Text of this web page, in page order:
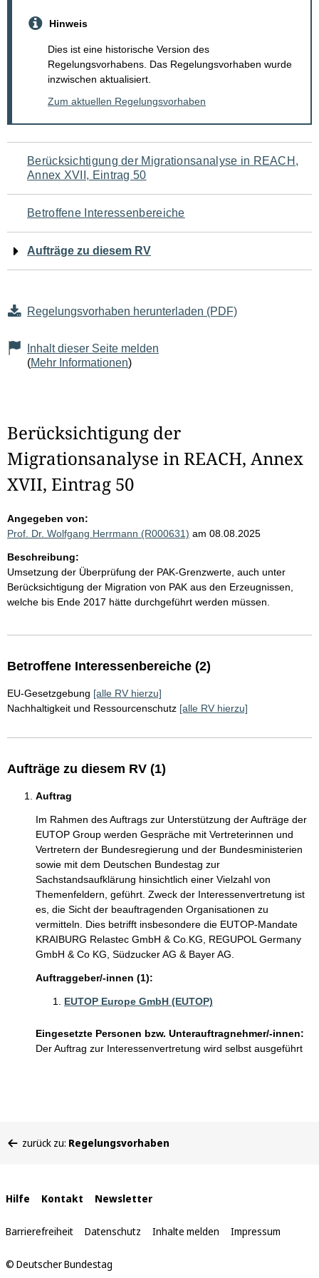
Hinweis
Dies ist eine historische Version des
Regelungsvorhabens. Das Regelungsvorhaben wurde
inzwischen aktualisiert.
Zum aktuellen Regelungsvorhaben
Navigation
für
den
Seiteninhalt
Berücksichtigung der Migrationsanalyse in REACH,
Annex XVII, Eintrag 50
Betroffene Interessenbereiche
Aufträge zu diesem RV
Regelungsvorhaben herunterladen (PDF)
Inhalt dieser Seite melden
(Mehr Informationen)
Berücksichtigung der
Migrationsanalyse in REACH, Annex
XVII, Eintrag 50
Angegeben von:
Prof. Dr. Wolfgang Herrmann (R000631) am 08.08.2025
Beschreibung:
Umsetzung der Überprüfung der PAK-Grenzwerte, auch unter
Berücksichtigung der Migration von PAK aus den Erzeugnissen,
welche bis Ende 2017 hätte durchgeführt werden müssen.
Betroffene Interessenbereiche (2)
EU-Gesetzgebung [alle RV hierzu]
Nachhaltigkeit und Ressourcenschutz [alle RV hierzu]
Aufträge zu diesem RV (1)
Auftrag
Im Rahmen des Auftrags zur Unterstützung der Aufträge der
EUTOP Group werden Gespräche mit Vertreterinnen und
Vertretern der Bundesregierung und der Bundesministerien
sowie mit dem Deutschen Bundestag zur
Sachstandsaufklärung hinsichtlich einer Vielzahl von
Themenfeldern, geführt. Zweck der Interessenvertretung ist
es, die Sicht der beauftragenden Organisationen zu
vermitteln. Dies betrifft insbesondere die EUTOP-Mandate
KRAIBURG Relastec GmbH & Co.KG, REGUPOL Germany
GmbH & Co KG, Südzucker AG & Bayer AG.
Auftraggeber/-innen (1):
EUTOP Europe GmbH (EUTOP)
Eingesetzte Personen bzw. Unterauftragnehmer/-innen:
Der Auftrag zur Interessenvertretung wird selbst ausgeführt
befinden
zurück zu: Regelungsvorhaben
Interne
Links
Hilfe Kontakt Newsletter
Barrierefreiheit Datenschutz Inhalte melden Impressum
© Deutscher Bundestag